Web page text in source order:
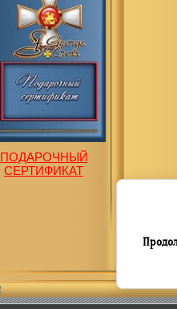
ПОДАРОЧНЫЙ
СЕРТИФИКАТ